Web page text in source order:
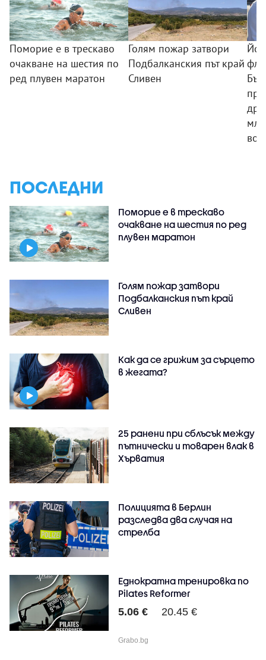
Поморие е в трескаво
очакване на шестия по
ред плувен маратон
Голям пожар затвори
Подбалканския път край
Сливен
ПОСЛЕДНИ
Поморие е в трескаво
очакване на шестия по ред
плувен маратон
Голям пожар затвори
Подбалканския път край
Сливен
Как да се грижим за сърцето
в жегата?
25 ранени при сблъсък между
пътнически и товарен влак в
Хърватия
Полицията в Берлин
разследва два случая на
стрелба
Еднократна тренировка по
Pilates Reformer
5.06 € 20.45 €
Grabo.bg